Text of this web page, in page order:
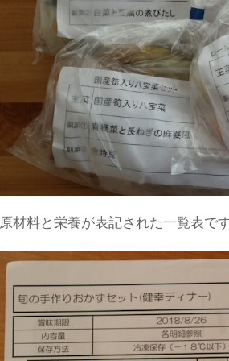
原材料と栄養が表記された一覧表で